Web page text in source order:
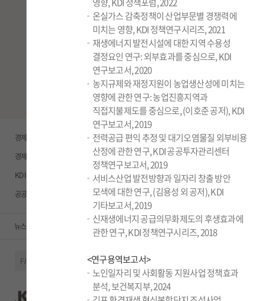
Join ourNewsletter
매일 새로운 소식으로 준비된 KDI 뉴스레터와 함께
다양한 정보를 확인하세요.
뉴스레터 신청
경제정책정보
경제정책시계열서비스
KDI JEP
공공투자관리센터
도서관
알리오
도서회원
고객헌장
개인정보처리방침
영상정보처리기기 운영ㆍ관리방침
저작권정책
이메일주소 무단수집거부
뉴스레터 부조리신고센터 Q&A 찾아오시는길
세종특별자치시 남세종로 263 Tel:044-550-4114
FAMILY SITE
온실가스 감축정책이 산업부문별 경쟁력에
미치는 영향, KDI 정책연구시리즈, 2021
재생에너지 발전시설에 대한 지역 수용성
결정요인 연구: 외부효과를 중심으로, KDI
연구보고서, 2020
농지규제와 재정지원이 농업생산성에 미치는
영향에 관한 연구: 농업진흥지역과
직접지불제도를 중심으로, (이호준 공저), KDI
연구보고서, 2019
전력공급 편익 추정 및 대기오염물질 외부비용
산정에 관한 연구, KDI 공공투자관리센터
정책연구보고서, 2019
서비스산업 발전방향과 일자리 창출 방안
모색에 대한 연구, (김용성 외 공저), KDI
기타보고서, 2019
신재생에너지 공급의무화제도의 후생효과에
관한 연구, KDI 정책연구시리즈, 2018
<연구용역보고서>
노인일자리 및 사회활동 지원사업 정책효과
분석, 보건복지부, 2024